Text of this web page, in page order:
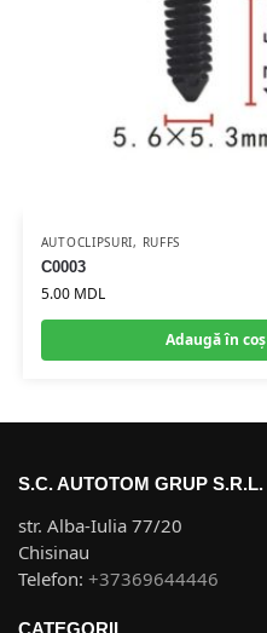
AUTOCLIPSURI, RUFFS
C0003
5.00 MDL
Adaugă în coș
S.C. AUTOTOM GRUP S.R.L.
str. Alba-Iulia 77/20
Chisinau
Telefon: +37369644446